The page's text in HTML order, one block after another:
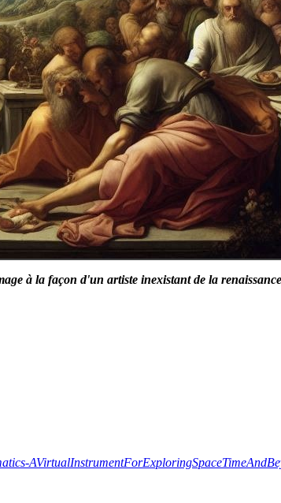
à la façon d'un artiste inexistant de la